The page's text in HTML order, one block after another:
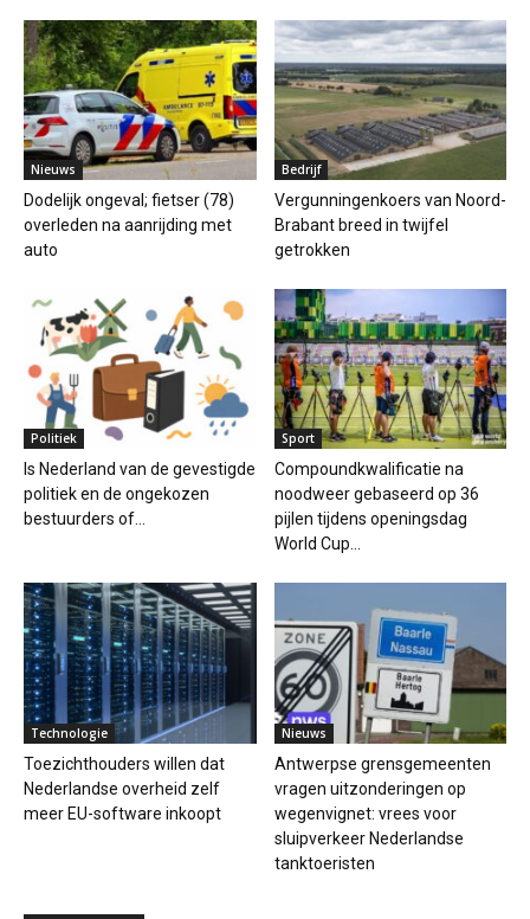
Nieuws
Dodelijk ongeval; fietser (78)
overleden na aanrijding met
auto
Bedrijf
Vergunningenkoers van Noord-
Brabant breed in twijfel
getrokken
Politiek
Is Nederland van de gevestigde
politiek en de ongekozen
bestuurders of...
Sport
Compoundkwalificatie na
noodweer gebaseerd op 36
pijlen tijdens openingsdag
World Cup...
Technologie
Toezichthouders willen dat
Nederlandse overheid zelf
meer EU-software inkoopt
Nieuws
Antwerpse grensgemeenten
vragen uitzonderingen op
wegenvignet: vrees voor
sluipverkeer Nederlandse
tanktoeristen